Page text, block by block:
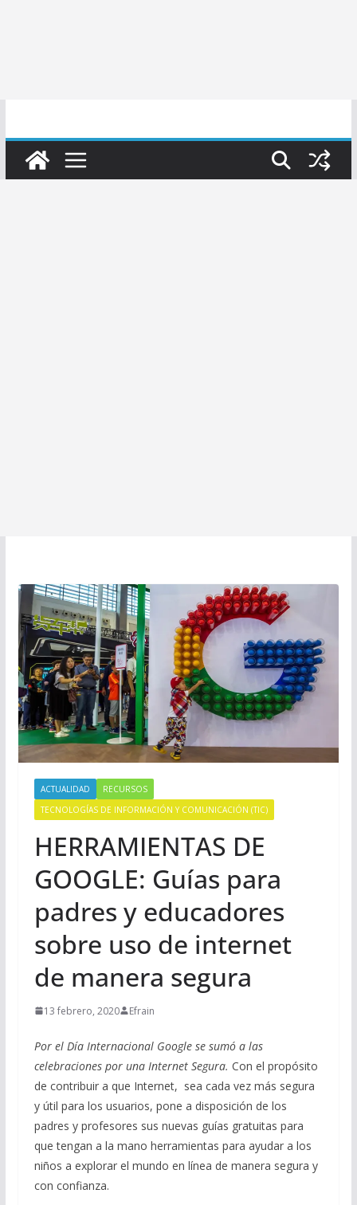
ACTUALIDAD
RECURSOS
TECNOLOGÍAS DE INFORMACIÓN Y COMUNICACIÓN (TIC)
HERRAMIENTAS DE
GOOGLE: Guías para
padres y educadores
sobre uso de internet
de manera segura
13 febrero, 2020 Efrain
Por el Día Internacional Google se sumó a las
celebraciones por una Internet Segura. Con el propósito
de contribuir a que Internet, sea cada vez más segura
y útil para los usuarios, pone a disposición de los
padres y profesores sus nuevas guías gratuitas para
que tengan a la mano herramientas para ayudar a los
niños a explorar el mundo en línea de manera segura y
con confianza.